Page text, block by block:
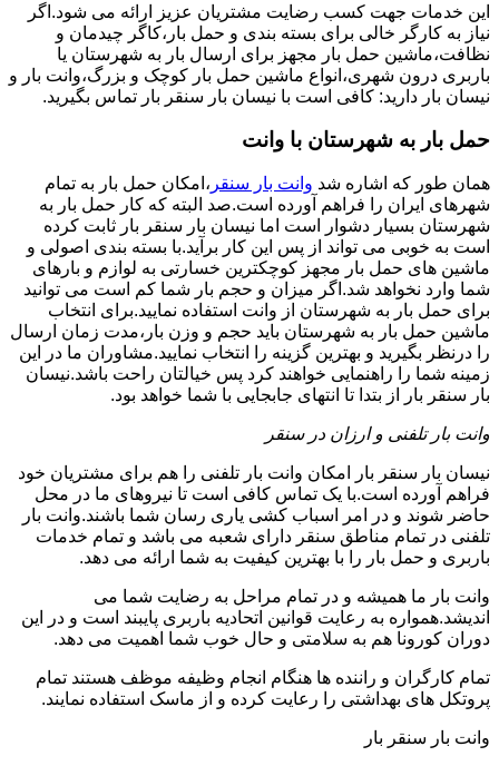
این خدمات جهت کسب رضایت مشتریان عزیز ارائه می شود.اگر
نیاز به کارگر خالی برای بسته بندی و حمل بار،کاگر چیدمان و
نظافت،ماشین حمل بار مجهز برای ارسال بار به شهرستان یا
باربری درون شهری،انواع ماشین حمل بار کوچک و بزرگ،وانت بار و
نیسان بار دارید: کافی است با نیسان بار سنقر بار تماس بگیرید.
حمل بار به شهرستان با وانت
همان طور که اشاره شد وانت بار سنقر ،امکان حمل بار به تمام
شهرهای ایران را فراهم آورده است.صد البته که کار حمل بار به
شهرستان بسیار دشوار است اما نیسان بار سنقر بار ثابت کرده
است به خوبی می تواند از پس این کار برآید.با بسته بندی اصولی و
ماشین های حمل بار مجهز کوچکترین خسارتی به لوازم و بارهای
شما وارد نخواهد شد.اگر میزان و حجم بار شما کم است می توانید
برای حمل بار به شهرستان از وانت استفاده نمایید.برای انتخاب
ماشین حمل بار به شهرستان باید حجم و وزن بار،مدت زمان ارسال
را درنظر بگیرید و بهترین گزینه را انتخاب نمایید.مشاوران ما در این
زمینه شما را راهنمایی خواهند کرد پس خیالتان راحت باشد.نیسان
بار سنقر بار از بتدا تا انتهای جابجایی با شما خواهد بود.
وانت بار تلفنی و ارزان در سنقر
نیسان بار سنقر بار امکان وانت بار تلفنی را هم برای مشتریان خود
فراهم آورده است.با یک تماس کافی است تا نیروهای ما در محل
حاضر شوند و در امر اسباب کشی یاری رسان شما باشند.وانت بار
تلفنی در تمام مناطق سنقر دارای شعبه می باشد و تمام خدمات
باربری و حمل بار را با بهترین کیفیت به شما ارائه می دهد.
وانت بار ما همیشه و در تمام مراحل به رضایت شما می
اندیشد.همواره به رعایت قوانین اتحادیه باربری پایبند است و در این
دوران کورونا هم به سلامتی و حال خوب شما اهمیت می دهد.
تمام کارگران و راننده ها هنگام انجام وظیفه موظف هستند تمام
پروتکل های بهداشتی را رعایت کرده و از ماسک استفاده نمایند.
وانت بار سنقر بار